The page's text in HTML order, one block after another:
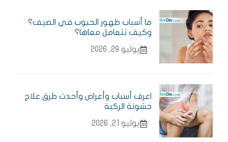
ما أسباب ظهور الحبوب في الصيف؟
وكيف تتعامل معاها؟
يوليو 29, 2026
اعرف أسباب وأعراض وأحدث طرق علاج
خشونة الركبة
يوليو 21, 2026